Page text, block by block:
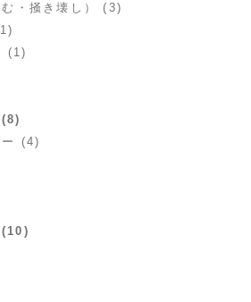
・掻き壊し） (3)
(1)
ー (4)
(10)